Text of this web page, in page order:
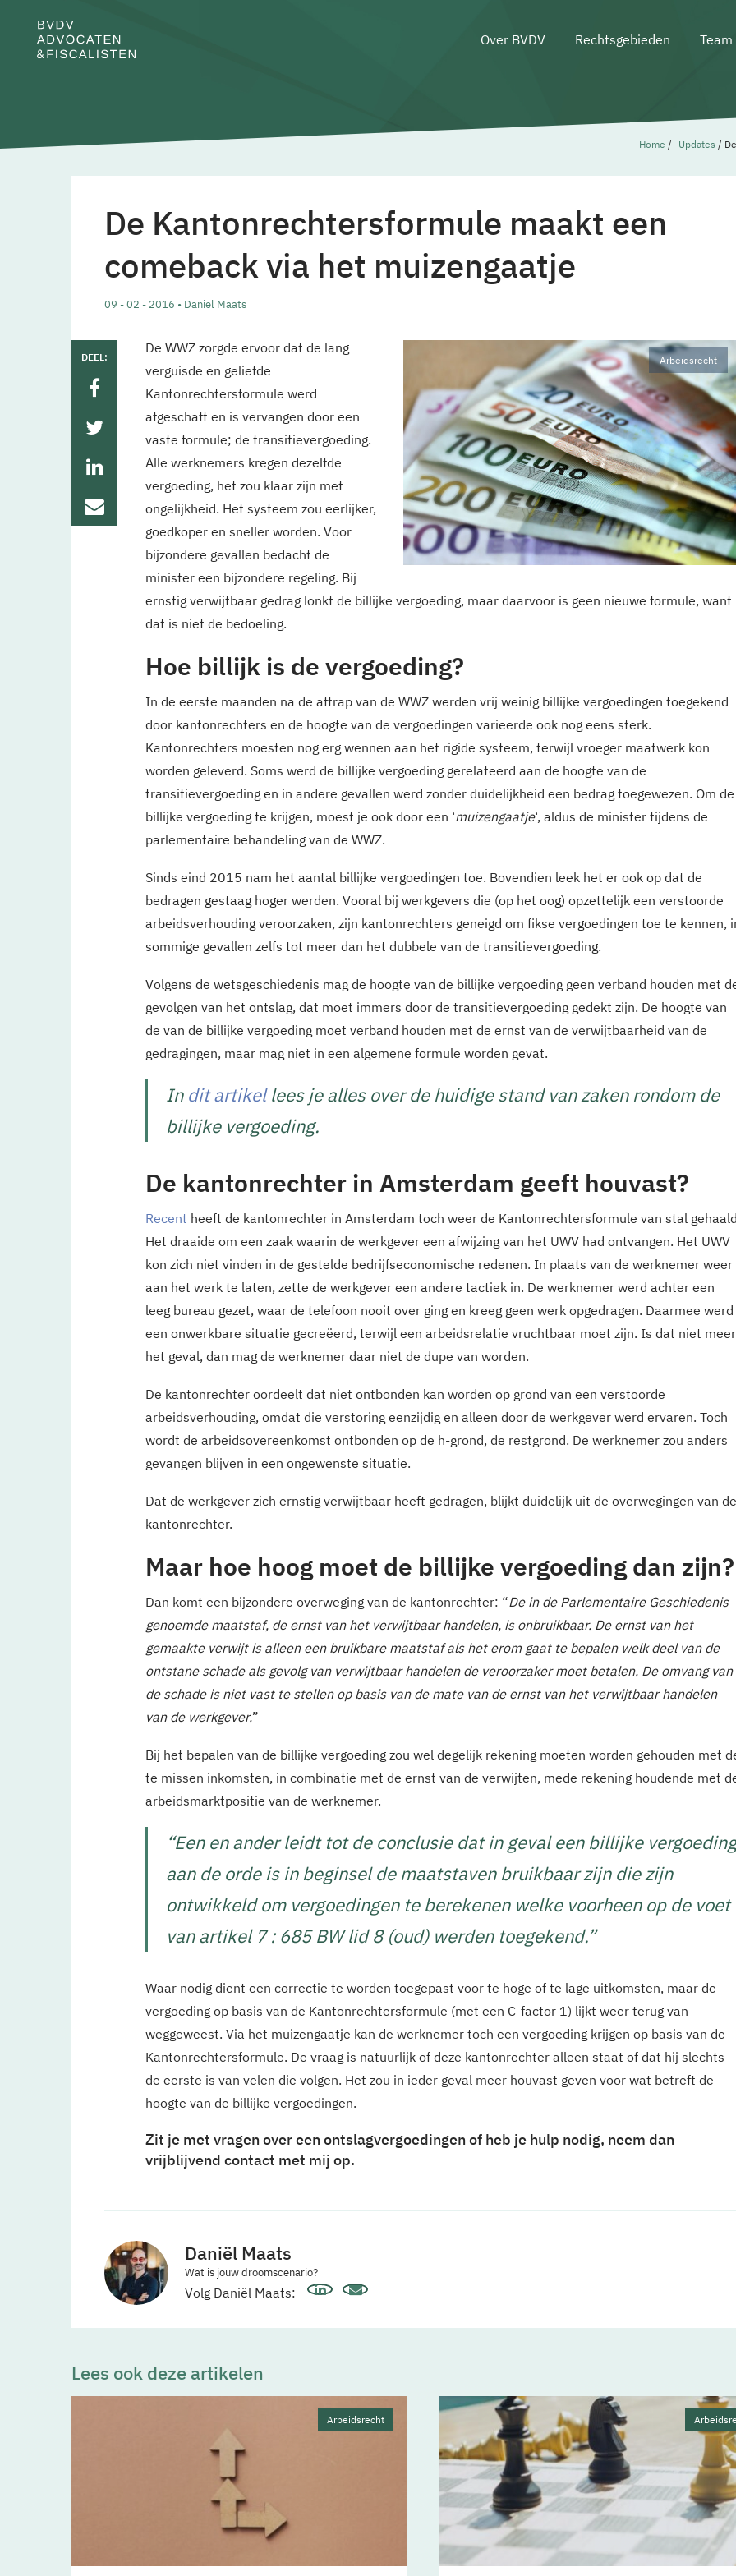
Over BVDV Rechtsgebieden Team
Home / Updates /
De Kantonrechtersformule maakt een
comeback via het muizengaatje
09 - 02 - 2016 • Daniël Maats
Arbeidsrecht
De WWZ zorgde ervoor dat de lang
verguisde en geliefde
Kantonrechtersformule werd
afgeschaft en is vervangen door een
vaste formule; de transitievergoeding.
Alle werknemers kregen dezelfde
vergoeding, het zou klaar zijn met
ongelijkheid. Het systeem zou eerlijker,
goedkoper en sneller worden. Voor
bijzondere gevallen bedacht de
minister een bijzondere regeling. Bij
ernstig verwijtbaar gedrag lonkt de billijke vergoeding, maar daarvoor is geen nieuwe formule, want
dat is niet de bedoeling.
Hoe billijk is de vergoeding?
In de eerste maanden na de aftrap van de WWZ werden vrij weinig billijke vergoedingen toegekend
door kantonrechters en de hoogte van de vergoedingen varieerde ook nog eens sterk.
Kantonrechters moesten nog erg wennen aan het rigide systeem, terwijl vroeger maatwerk kon
worden geleverd. Soms werd de billijke vergoeding gerelateerd aan de hoogte van de
transitievergoeding en in andere gevallen werd zonder duidelijkheid een bedrag toegewezen. Om de
billijke vergoeding te krijgen, moest je ook door een ‘muizengaatje‘, aldus de minister tijdens de
parlementaire behandeling van de WWZ.
Sinds eind 2015 nam het aantal billijke vergoedingen toe. Bovendien leek het er ook op dat de
bedragen gestaag hoger werden. Vooral bij werkgevers die (op het oog) opzettelijk een verstoorde
arbeidsverhouding veroorzaken, zijn kantonrechters geneigd om fikse vergoedingen toe te kennen,
sommige gevallen zelfs tot meer dan het dubbele van de transitievergoeding.
Volgens de wetsgeschiedenis mag de hoogte van de billijke vergoeding geen verband houden met
gevolgen van het ontslag, dat moet immers door de transitievergoeding gedekt zijn. De hoogte van
de van de billijke vergoeding moet verband houden met de ernst van de verwijtbaarheid van de
gedragingen, maar mag niet in een algemene formule worden gevat.
In dit artikellees je alles over de huidige stand van zaken rondom de
billijke vergoeding.
De kantonrechter in Amsterdam geeft houvast?
Recent heeft de kantonrechter in Amsterdam toch weer de Kantonrechtersformule van stal
Het draaide om een zaak waarin de werkgever een afwijzing van het UWV had ontvangen. Het UWV
kon zich niet vinden in de gestelde bedrijfseconomische redenen. In plaats van de werknemer weer
aan het werk te laten, zette de werkgever een andere tactiek in. De werknemer werd achter een
leeg bureau gezet, waar de telefoon nooit over ging en kreeg geen werk opgedragen. Daarmee werd
een onwerkbare situatie gecreëerd, terwijl een arbeidsrelatie vruchtbaar moet zijn. Is dat niet meer
het geval, dan mag de werknemer daar niet de dupe van worden.
De kantonrechter oordeelt dat niet ontbonden kan worden op grond van een verstoorde
arbeidsverhouding, omdat die verstoring eenzijdig en alleen door de werkgever werd ervaren. Toch
wordt de arbeidsovereenkomst ontbonden op de h-grond, de restgrond. De werknemer zou anders
gevangen blijven in een ongewenste situatie.
Dat de werkgever zich ernstig verwijtbaar heeft gedragen, blijkt duidelijk uit de overwegingen van de
kantonrechter.
Maar hoe hoog moet de billijke vergoeding dan zijn?
Dan komt een bijzondere overweging van de kantonrechter: “De in de Parlementaire Geschiedenis
genoemde maatstaf, de ernst van het verwijtbaar handelen, is onbruikbaar. De ernst van het
gemaakte verwijt is alleen een bruikbare maatstaf als het erom gaat te bepalen welk deel van de
ontstane schade als gevolg van verwijtbaar handelen de veroorzaker moet betalen. De omvang van
de schade is niet vast te stellen op basis van de mate van de ernst van het verwijtbaar handelen
van de werkgever.”
Bij het bepalen van de billijke vergoeding zou wel degelijk rekening moeten worden gehouden met
te missen inkomsten, in combinatie met de ernst van de verwijten, mede rekening houdende met
arbeidsmarktpositie van de werknemer.
“Een en ander leidt tot de conclusie dat in geval een billijke vergoeding
aan de orde is in beginsel de maatstaven bruikbaar zijn die zijn
ontwikkeld om vergoedingen te berekenen welke voorheen op de voet
van artikel 7 : 685 BW lid 8 (oud) werden toegekend.”
Waar nodig dient een correctie te worden toegepast voor te hoge of te lage uitkomsten, maar de
vergoeding op basis van de Kantonrechtersformule (met een C-factor 1) lijkt weer terug van
weggeweest. Via het muizengaatje kan de werknemer toch een vergoeding krijgen op basis van de
Kantonrechtersformule. De vraag is natuurlijk of deze kantonrechter alleen staat of dat hij slechts
de eerste is van velen die volgen. Het zou in ieder geval meer houvast geven voor wat betreft de
hoogte van de billijke vergoedingen.
Zit je met vragen over een ontslagvergoedingen of heb je hulp nodig, neem dan
vrijblijvend contact met mij op.
DEEL:
Daniël Maats
Wat is jouw droomscenario?
Volg Daniël Maats:
Lees ook deze artikelen
Arbeidsrecht